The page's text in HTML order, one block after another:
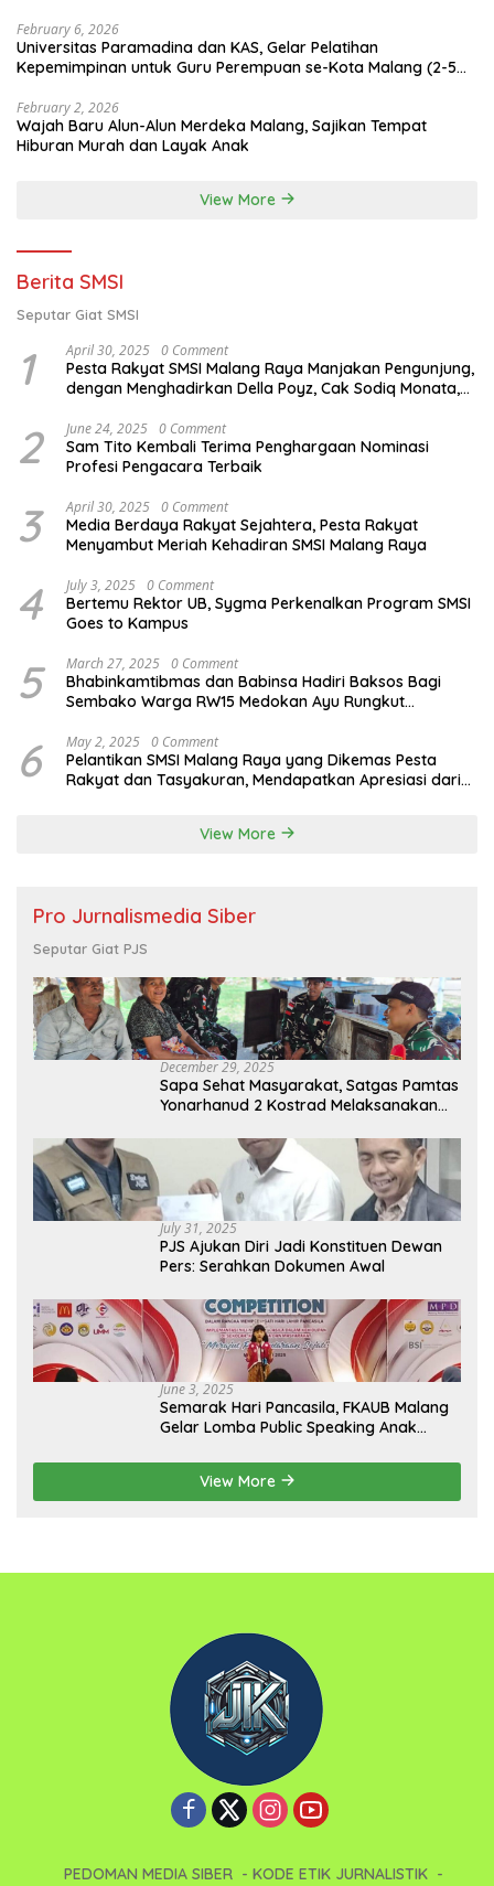
February 6, 2026
Universitas Paramadina dan KAS, Gelar Pelatihan
Kepemimpinan untuk Guru Perempuan se-Kota Malang (2-5
February 2, 2026
Wajah Baru Alun-Alun Merdeka Malang, Sajikan Tempat
Hiburan Murah dan Layak Anak
View More
Berita SMSI
Seputar Giat SMSI
1 April 30, 2025 0 Comment
Pesta Rakyat SMSI Malang Raya Manjakan Pengunjung,
dengan Menghadirkan Della Poyz, Cak Sodiq Monata,
2 June 24, 2025 0 Comment
Sam Tito Kembali Terima Penghargaan Nominasi
Profesi Pengacara Terbaik
3 April 30, 2025 0 Comment
Media Berdaya Rakyat Sejahtera, Pesta Rakyat
Menyambut Meriah Kehadiran SMSI Malang Raya
4 July 3, 2025 0 Comment
Bertemu Rektor UB, Sygma Perkenalkan Program SMSI
Goes to Kampus
5 March 27, 2025 0 Comment
Bhabinkamtibmas dan Babinsa Hadiri Baksos Bagi
Sembako Warga RW15 Medokan Ayu Rungkut
6 May 2, 2025 0 Comment
Pelantikan SMSI Malang Raya yang Dikemas Pesta
Rakyat dan Tasyakuran, Mendapatkan Apresiasi dari
View More
Pro Jurnalismedia Siber
Seputar Giat PJS
December 29, 2025
Sapa Sehat Masyarakat, Satgas Pamtas
Yonarhanud 2 Kostrad Melaksanakan
July 31, 2025
PJS Ajukan Diri Jadi Konstituen Dewan
Pers: Serahkan Dokumen Awal
June 3, 2025
Semarak Hari Pancasila, FKAUB Malang
Gelar Lomba Public Speaking Anak
Pancasila
View More
PEDOMAN MEDIA SIBER KODE ETIK JURNALISTIK